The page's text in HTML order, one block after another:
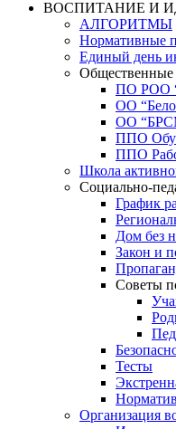
ВОСПИТАНИЕ И
АЛГОРИТМЫ
Нормативные
Единый день
Общественные
ПО РОО
ОО
ОО
ППО
ППО
Школа
Социально-
График
Дом без
Закон и
Советы
Тесты
Организация